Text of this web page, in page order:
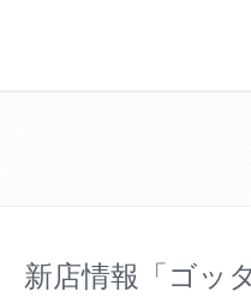
新店情報「ゴッ